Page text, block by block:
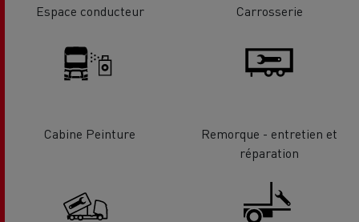
Espace conducteur Carrosserie
Cabine Peinture
Remorque - entretien et
réparation